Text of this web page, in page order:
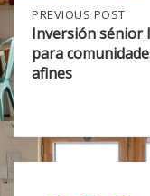
Post
PREVIOUS
POST:
INVERSIÓN
SÉNIOR
LIVING
PREVIOUS POST
Inversión sénior
para
afines